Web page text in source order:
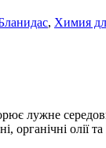
, Химия
лужне
органічні